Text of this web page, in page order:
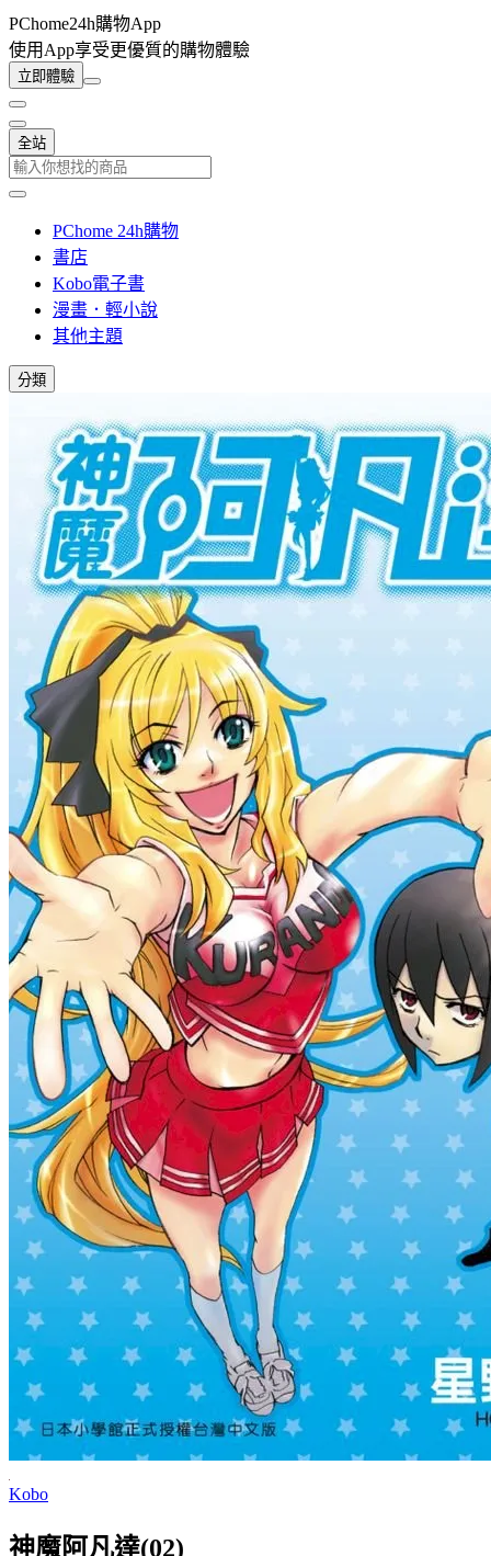
PChome24h購物App
使用App享受更優質的購物體驗
立即體驗
全站
PChome 24h購物
書店
Kobo電子書
漫畫．輕小說
其他主題
分類
Kobo
神魔阿凡達(02)